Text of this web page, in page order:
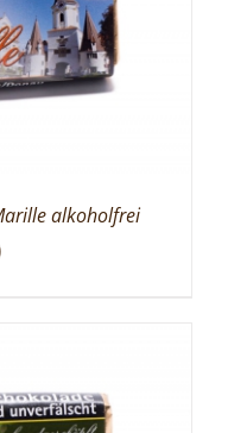
alkoholfrei